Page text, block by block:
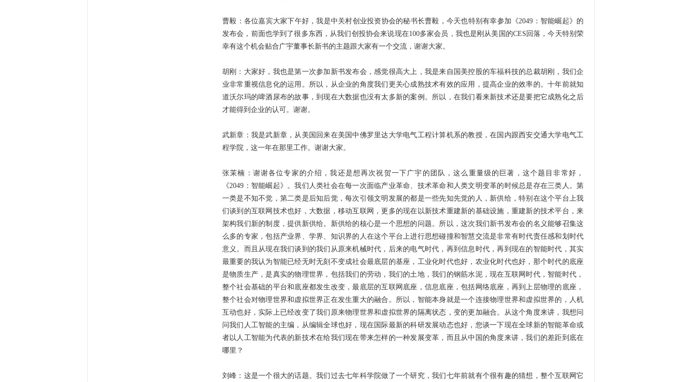
曹毅：各位嘉宾大家下午好，我是中关村创业投资协会的秘书长曹毅，今天也特别有幸参加《2049：智能崛起》的
发布会，前面也学到了很多东西，从我们创投协会来说现在100多家会员，我也是刚从美国的CES回落，今天特别荣
幸有这个机会贴合广宇董事长新书的主题跟大家有一个交流，谢谢大家。
胡刚：大家好，我也是第一次参加新书发布会，感觉很高大上，我是来自国美控股的车福科技的总裁胡刚，我们企
业非常重视信息化的运用。所以，从企业的角度我们更关心成熟技术有效的应用，提高企业的效率的。十年前就知
道沃尔玛的啤酒尿布的故事，到现在大数据也没有太多新的案例。所以，在我们看来新技术还是要把它成熟化之后
才能得到企业的认可。谢谢。
武新章：我是武新章，从美国回来在美国中佛罗里达大学电气工程计算机系的教授，在国内跟西安交通大学电气工
程学院，这一年在那里工作。谢谢大家。
张茉楠：谢谢各位专家的介绍，我还是想再次祝贺一下广宇的团队，这么重量级的巨著，这个题目非常好，
《2049：智能崛起》。我们人类社会在每一次面临产业革命、技术革命和人类文明变革的时候总是存在三类人。第
一类是不知不觉，第二类是后知后觉，每次引领文明发展的都是一些先知先觉的人，新供给，特别在这个平台上我
们谈到的互联网技术也好，大数据，移动互联网，更多的现在以新技术重建新的基础设施，重建新的技术平台，来
架构我们新的制度，提供新供给。新供给的核心是一个思想的问题。所以，这次我们新书发布会的名义能够召集这
么多的专家，包括产业界、学界、知识界的人在这个平台上进行思想碰撞和智慧交流是非常有时代责任感和划时代
意义。而且从现在我们谈到的我们从原来机械时代，后来的电气时代，再到信息时代，再到现在的智能时代，其实
最重要的我认为智能已经无时无刻不变成社会最底层的基座，工业化时代也好，农业化时代也好，那个时代的底座
是物质生产，是真实的物理世界，包括我们的劳动，我们的土地，我们的钢筋水泥，现在互联网时代，智能时代，
整个社会基础的平台和底座都发生改变，最底层的互联网底座，信息底座，包括网络底座，再到上层物理的底座，
整个社会对物理世界和虚拟世界正在发生重大的融合。所以，智能本身就是一个连接物理世界和虚拟世界的，人机
互动也好，实际上已经改变了我们原来物理世界和虚拟世界的隔离状态，变的更加融合。 从这个角度来讲，我想问
问我们人工智能的主编，从编辑全球也好，现在国际最新的科研发展动态也好，您谈一下现在全球新的智能革命或
者以人工智能为代表的新技术在给我们现在带来怎样的一种发展变革，而且从中国的角度来讲，我们的差距到底在
哪里？
刘峰：这是一个很大的话题。我们过去七年科学院做了一个研究，我们七年前就有个很有趣的猜想，整个互联网它